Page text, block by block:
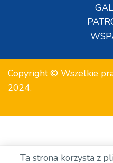
Copyright © Wszelkie
2024.
Ta strona korzysta z